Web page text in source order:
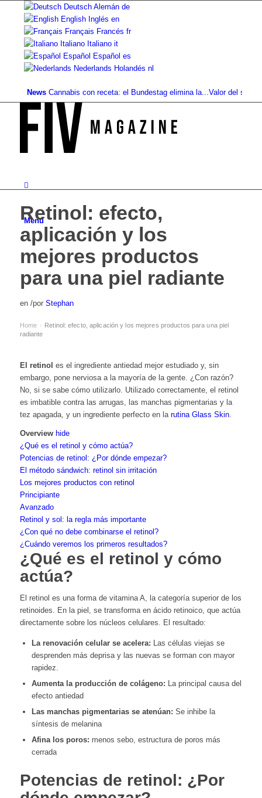
Deutsch Alemán de
English Inglés en
Français Francés fr
Italiano Italiano it
Español Español es
Nederlands Holandés nl
News Cannabis con receta: el Bundestag elimina la... Valor del suelo de
Menú
Retinol: efecto,
aplicación y los
mejores productos
para una piel radiante
en /por Stephan
Home › Retinol: efecto, aplicación y los mejores productos para una piel
radiante
El retinol es el ingrediente antiedad mejor estudiado y, sin
embargo, pone nerviosa a la mayoría de la gente. ¿Con razón?
No, si se sabe cómo utilizarlo. Utilizado correctamente, el retinol
es imbatible contra las arrugas, las manchas pigmentarias y la
tez apagada, y un ingrediente perfecto en la rutina Glass Skin.
Overview hide
¿Qué es el retinol y cómo actúa?
Potencias de retinol: ¿Por dónde empezar?
El método sándwich: retinol sin irritación
Los mejores productos con retinol
Principiante
Avanzado
Retinol y sol: la regla más importante
¿Con qué no debe combinarse el retinol?
¿Cuándo veremos los primeros resultados?
¿Qué es el retinol y cómo
actúa?
El retinol es una forma de vitamina A, la categoría superior de los
retinoides. En la piel, se transforma en ácido retinoico, que actúa
directamente sobre los núcleos celulares. El resultado:
La renovación celular se acelera: Las células viejas se
desprenden más deprisa y las nuevas se forman con mayor
rapidez.
Aumenta la producción de colágeno: La principal causa del
efecto antiedad
Las manchas pigmentarias se atenúan: Se inhibe la
síntesis de melanina
Afina los poros: menos sebo, estructura de poros más
cerrada
Potencias de retinol: ¿Por